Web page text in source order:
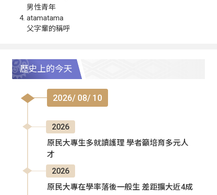
男性青年
atamatama
父字輩的稱呼
歷史上的今天
2026/ 08/ 10
2026
原民大專生多就讀護理 學者籲培育多元人
才
2026
原民大專在學率落後一般生 差距擴大近4成